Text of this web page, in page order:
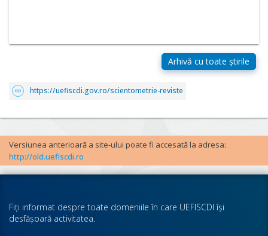
https://uefiscdi.gov.ro/scientometrie-reviste
Versiunea anterioară a site-ului poate fi accesată la adresa:
http://old.uefiscdi.ro
Fiţi informat despre toate domeniile în care UEFISCDI îşi
desfăşoară activitatea.